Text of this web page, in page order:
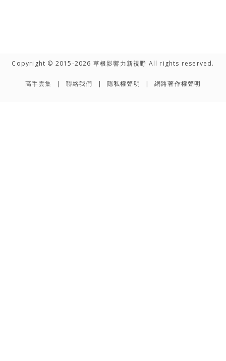
Copyright © 2015-2026 草根影響力新視野 All rights reserved.
高手雲集 聯絡我們 隱私權聲明 網路著作權聲明